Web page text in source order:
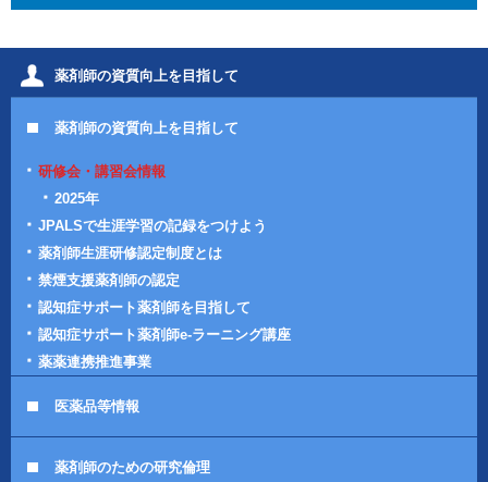
薬剤師の資質向上を目指して
薬剤師の資質向上を目指して
研修会・講習会情報
2025年
JPALSで生涯学習の記録をつけよう
薬剤師生涯研修認定制度とは
禁煙支援薬剤師の認定
認知症サポート薬剤師を目指して
認知症サポート薬剤師e-ラーニング講座
薬薬連携推進事業
医薬品等情報
薬剤師のための研究倫理